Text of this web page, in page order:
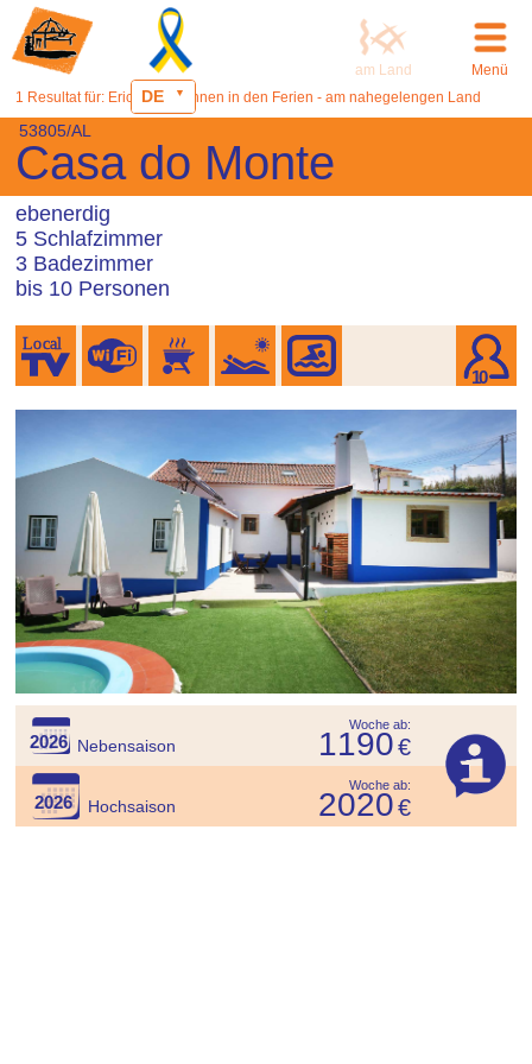
DE
1 Resultat für: Ericeira - Wohnen in den Ferien - am nahegelengen Land
53805/AL
Casa do Monte
ebenerdig
5 Schlafzimmer
3 Badezimmer
bis 10 Personen
10
2026 Nebensaison
2026 Hochsaison
Woche ab:
1190€
Woche ab:
2020€
am Land Menü